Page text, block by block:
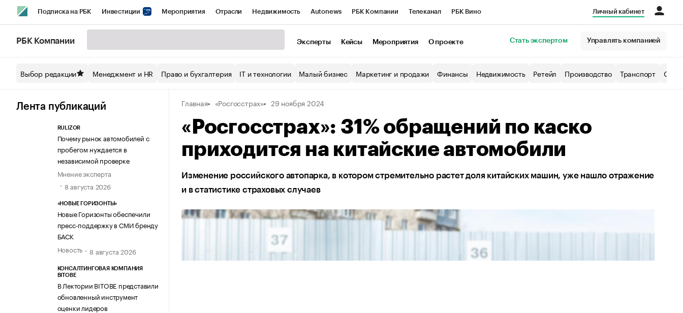
Подписка на РБК Инвестиции Мероприятия Отрасли Недвижимость Autonews РБК Компании Телеканал РБК Вино
Спецпроекты СПб Конференции СПб Спецпроекты Экономика Бизнес
Технологии и медиа Рынок наличной валюты
Личный кабинет
РБК Компании Эксперты Кейсы Мероприятия О проекте Стать экспертом Управлять компанией
Выбор редакции Менеджмент и HR Право и бухгалтерия IT и технологии Малый бизнес Маркетинг и продажи Финансы Недвижимость Ретейл Производство Транспорт
Лента публикаций
RULIZOR
Почему рынок автомобилей с
пробегом нуждается в
независимой проверке
Мнение эксперта
8 августа 2026
«НОВЫЕ ГОРИЗОНТЫ»
Новые Горизонты обеспечили
пресс-поддержку в СМИ бренду
БАСК
Новость
8 августа 2026
КОНСАЛТИНГОВАЯ КОМПАНИЯ
BITOBE
В Лектории BITOBE представили
обновленный инструмент
оценки лидеров
Главная «Росгосстрах» 29 ноября 2024
«Росгосстрах»: 31% обращений по каско
приходится на китайские автомобили
Изменение российского автопарка, в котором стремительно растет доля китайских машин, уже нашло отражение
и в статистике страховых случаев